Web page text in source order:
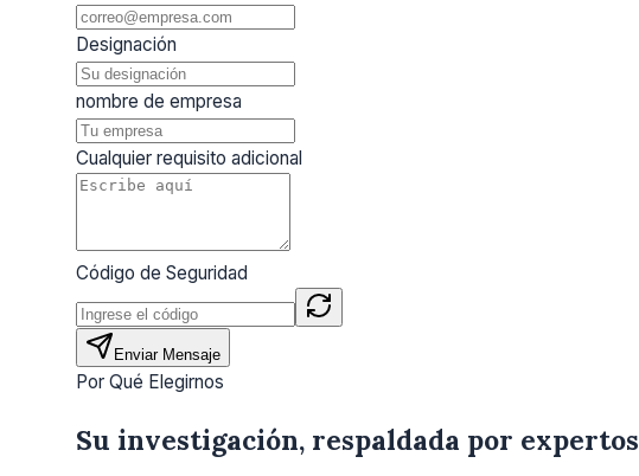
Designación
nombre de empresa
Cualquier requisito adicional
Código de Seguridad
Enviar Mensaje
Por Qué Elegirnos
Su investigación, respaldada por expertos